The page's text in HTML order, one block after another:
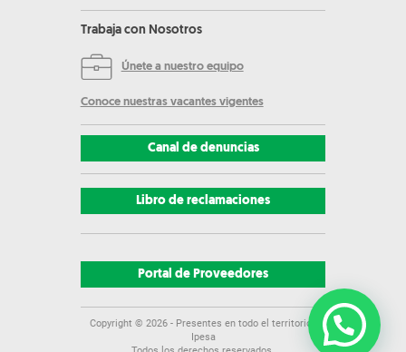
Trabaja con Nosotros
Únete a nuestro equipo
Conoce nuestras vacantes vigentes
Canal de denuncias
Libro de reclamaciones
Portal de Proveedores
Copyright © 2026- Presentes en todo el territorio |
Ipesa